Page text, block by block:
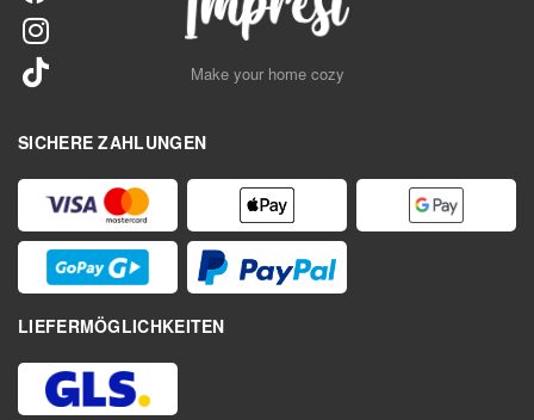
Make your home cozy
SICHERE ZAHLUNGEN
LIEFERMÖGLICHKEITEN